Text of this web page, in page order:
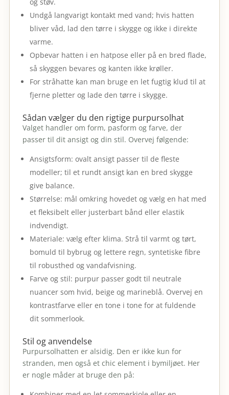
og støv.
Undgå langvarigt kontakt med vand; hvis hatten
bliver våd, lad den tørre i skygge og ikke i direkte
varme.
Opbevar hatten i en hatpose eller på en bred flade,
så skyggen bevares og kanten ikke krøller.
For stråhatte kan man bruge en let fugtig klud til at
fjerne pletter og lade den tørre i skygge.
Sådan vælger du den rigtige purpursolhat
Valget handler om form, pasform og farve, der
passer til dit ansigt og din stil. Overvej følgende:
Ansigtsform: ovalt ansigt passer til de fleste
modeller; til et rundt ansigt kan en bred skygge
give balance.
Størrelse: mål omkring hovedet og vælg en hat med
et fleksibelt eller justerbart bånd eller elastik
indvendigt.
Materiale: vælg efter klima. Strå til varmt og tørt,
bomuld til bybrug og lettere regn, syntetiske fibre
til robusthed og vandafvisning.
Farve og stil: purpur passer godt til neutrale
nuancer som hvid, beige og marineblå. Overvej en
kontrastfarve eller en tone i tone for at fuldende
dit sommerlook.
Stil og anvendelse
Purpursolhatten er alsidig. Den er ikke kun for
stranden, men også et chic element i bymiljøet. Her
er nogle måder at bruge den på: